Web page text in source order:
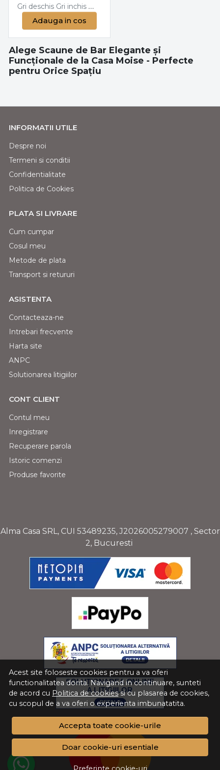
Gri deschis Gri inchis Maro
Adauga in cos
Alege Scaune de Bar Elegante și
Funcționale de la Casa Moise - Perfecte
pentru Orice Spațiu
Acest site foloseste cookies pentru a va oferi
functionalitatea dorita. Navigand in continuare, sunteti
de acord cu Politica de cookiessi cu plasarea de cookies,
cu scopul de a va oferi o experienta imbunatatita.
Accepta toate cookie-urile
Doar cookie-uri esentiale
INFORMATII UTILE
Despre noi
Termeni si conditii
Confidentialitate
Politica de Cookies
PLATA SI LIVRARE
Cum cumpar
Cosul meu
Metode de plata
Transport si retururi
ASISTENTA
Contacteaza-ne
Intrebari frecvente
Harta site
ANPC
Solutionarea litigiilor
CONT CLIENT
Contul meu
Inregistrare
Recuperare parola
Istoric comenzi
Produse favorite
Alma Casa SRL, CUI 53489235, J2026005279007 , Sector
2, Bucuresti